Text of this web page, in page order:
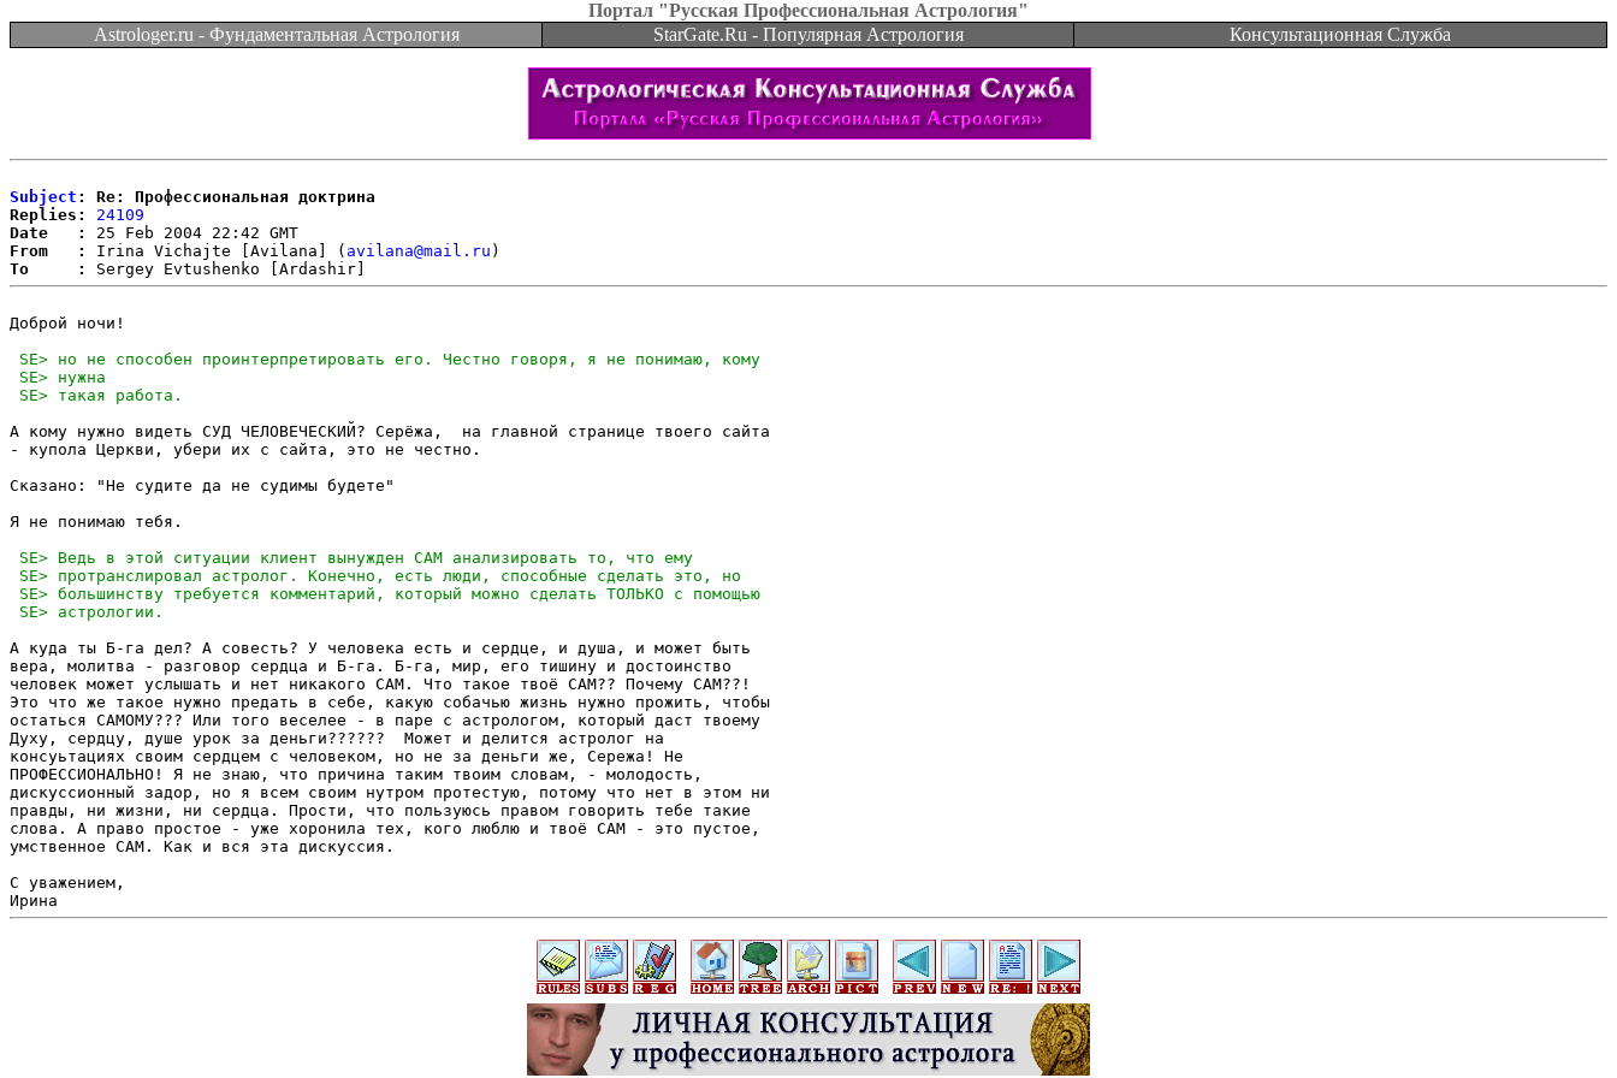
Портал "Русская Профессиональная Астрология"
Astrologer.ru - Фундаментальная Астрология
StarGate.Ru - Популярная Астрология Консультационная Служба
Subject : Re: Профессиональная доктрина
Replies:
24109
Date   :
From   :
Irina Vichajte [Avilana] ( avilana@mail.ru
To     :
Доброй ночи!
А кому нужно видеть СУД ЧЕЛОВЕЧЕСКИЙ? Серёжа,  на главной странице твоего сайта
- купола Церкви, убери их с сайта, это не честно.
Сказано: "Не судите да не судимы будете"
Я не понимаю тебя.
А куда ты Б-га дел? А совесть? У человека есть и сердце, и душа, и может быть
вера, молитва - разговор сердца и Б-га. Б-га, мир, его тишину и достоинство
человек может услышать и нет никакого САМ. Что такое твоё САМ?? Почему САМ??!
Это что же такое нужно предать в себе, какую собачью жизнь нужно прожить, чтобы
остаться САМОМУ??? Или того веселее - в паре с астрологом, который даст твоему
Духу, сердцу, душе урок за деньги??????  Может и делится астролог на
консуьтациях своим сердцем с человеком, но не за деньги же, Сережа! Не
ПРОФЕССИОНАЛЬНО! Я не знаю, что причина таким твоим словам, - молодость,
дискуссионный задор, но я всем своим нутром протестую, потому что нет в этом ни
правды, ни жизни, ни сердца. Прости, что пользуюсь правом говорить тебе такие
слова. А право простое - уже хоронила тех, кого люблю и твоё САМ - это пустое,
умственное САМ. Как и вся эта дискуссия.
С уважением,